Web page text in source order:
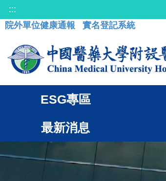
:::
院外單位健康通報
實名登記系統
ESG專區
最新消息